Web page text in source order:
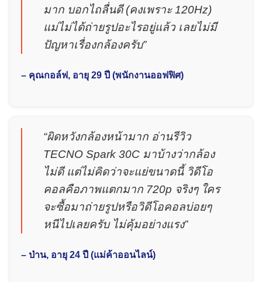
มาก บอกไถลื่นดี (คงเพราะ 120Hz)
แม่ไม่ได้ถ่ายรูปอะไรอยู่แล้ว เลยไม่มี
ปัญหาเรื่องกล้องครับ”
– คุณกอล์ฟ, อายุ 29 ปี (พนักงานออฟฟิศ)
“ผิดหวังกล้องหน้ามาก อ่านรีวิว
TECNO Spark 30C มาบ้างว่ากล้อง
ไม่ดี แต่ไม่คิดว่าจะแย่ขนาดนี้ วิดีโอ
คอลคือภาพแตกมาก 720p จริงๆ ใคร
จะซื้อมาถ่ายรูปหรือวิดีโอคอลบ่อยๆ
หนีไปเลยครับ ไม่คุ้มอย่างแรง”
– ป่าน, อายุ 24 ปี (แม่ค้าออนไลน์)